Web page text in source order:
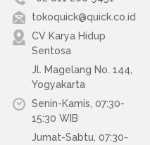
tokoquick@quick.co.id
CV Karya Hidup
Sentosa
Jl. Magelang No. 144,
Yogyakarta
Senin-Kamis, 07:30-
15:30 WIB
Jumat-Sabtu, 07:30-